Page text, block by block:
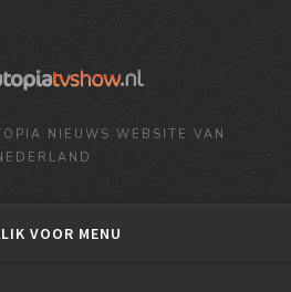
NIEUWS WEBSITE VAN
VOOR MENU